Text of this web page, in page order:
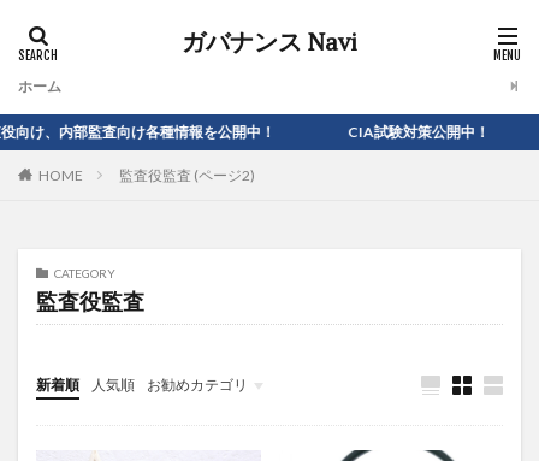
ガバナンス Navi
ホーム
け、内部監査向け各種情報を公開中！ CIA試験対策公開中！
HOME 監査役監査 (ページ2)
CATEGORY
監査役監査
新着順 人気順 お勧めカテゴリ
フッターエリア
学ぶ
簿記3級